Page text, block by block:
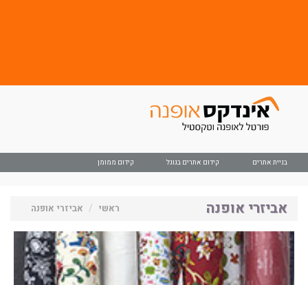
בניית אתרים קידום אתרים בגוגל קידום ממומן
אביזרי אופנה ראשי אביזרי אופנה